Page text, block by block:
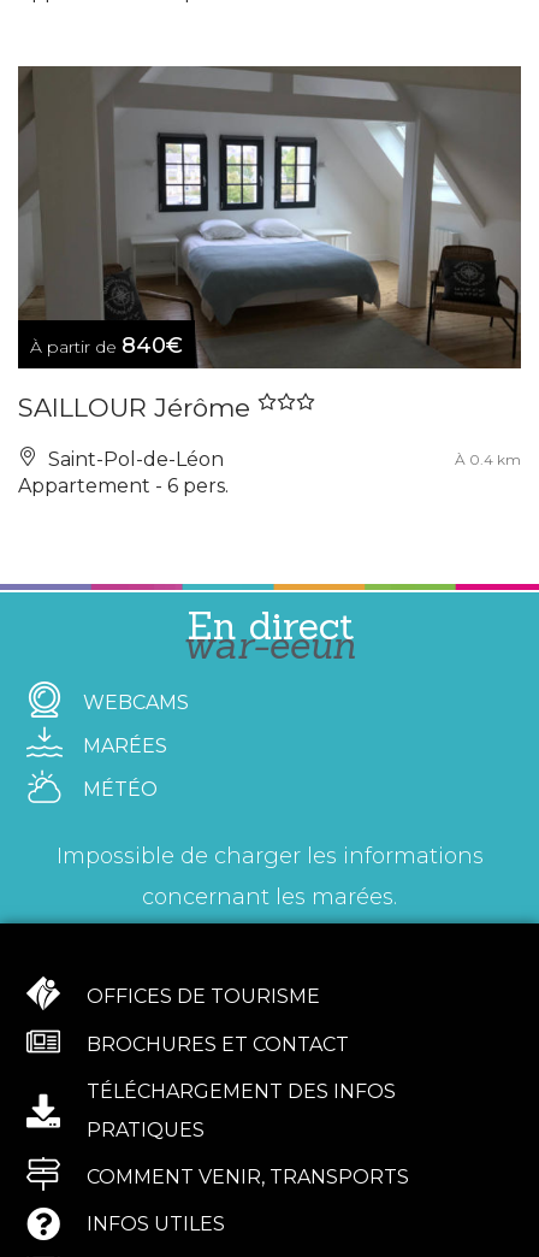
À partir de 840€
SAILLOUR Jérôme
Saint-Pol-de-Léon À 0.4 km
Appartement - 6 pers.
En direct
war-eeun
WEBCAMS
MARÉES
MÉTÉO
Impossible de charger les informations
concernant les marées.
OFFICES DE TOURISME
BROCHURES ET CONTACT
TÉLÉCHARGEMENT DES INFOS
PRATIQUES
COMMENT VENIR, TRANSPORTS
INFOS UTILES